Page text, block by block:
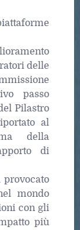
delle
passo
Pilastro
al
della
di
provocato
mondo
con gli
più